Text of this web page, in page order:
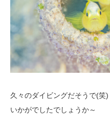
久々のダイビングだそうで(笑)
いかがでしたでしょうか～